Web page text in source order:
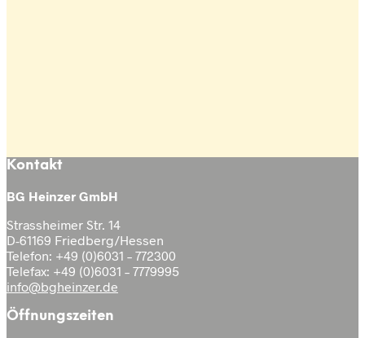
Kontakt
BG Heinzer GmbH
Strassheimer Str. 14
D-61169 Friedberg/Hessen
Telefon: +49 (0)6031 – 772300
Telefax: +49 (0)6031 – 7779995
info@bgheinzer.de
Öffnungszeiten